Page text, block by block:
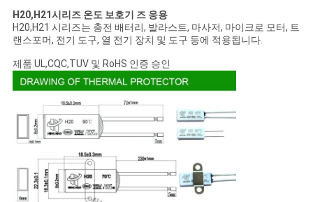
H20,H21시리즈 온도 보호기 즈 응용
H20,H21 시리즈는 충전 배터리, 발라스트, 마사저, 마이크로 모터, 트
랜스포머, 전기 도구, 열 전기 장치 및 도구 등에 적용됩니다.
제품 UL,CQC,TUV 및 RoHS 인증 승인